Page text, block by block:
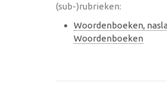
(sub-)rubrieken:
Woordenboeken,
Woordenboeken